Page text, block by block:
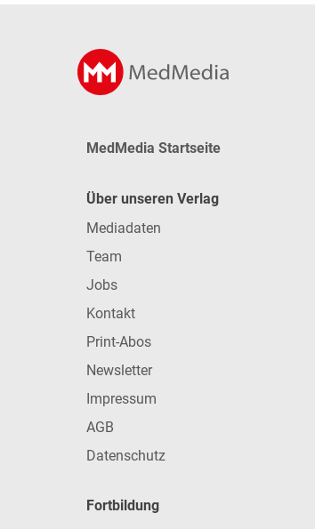
MedMedia Startseite
Über unseren Verlag
Mediadaten
Team
Jobs
Kontakt
Print-Abos
Newsletter
Impressum
AGB
Datenschutz
Fortbildung